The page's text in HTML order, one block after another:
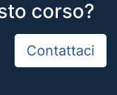
corso?
Contattaci